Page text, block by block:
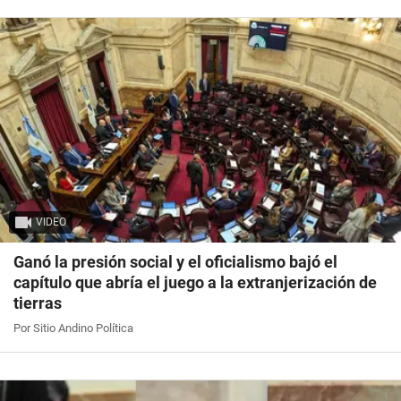
VIDEO
Ganó la presión social y el oficialismo bajó el
capítulo que abría el juego a la extranjerización de
tierras
Por Sitio Andino Política